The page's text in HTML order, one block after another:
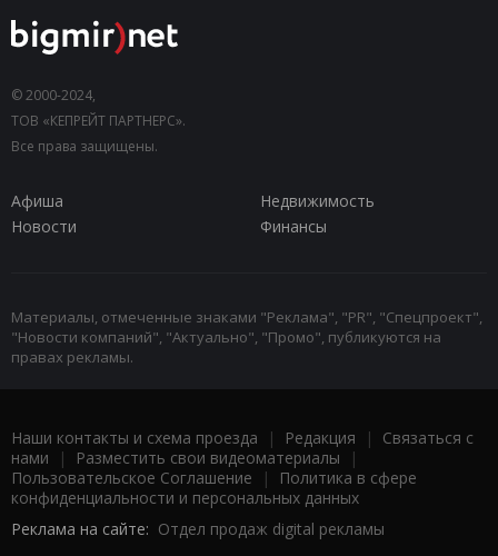
© 2000-2024,
ТОВ «КЕПРЕЙТ ПАРТНЕРС».
Все права защищены.
Афиша
Недвижимость
Новости
Финансы
Материалы, отмеченные знаками "Реклама", "PR", "Спецпроект",
"Новости компаний", "Актуально", "Промо", публикуются на
правах рекламы.
Наши контакты и схема проезда | Редакция | Связаться с
нами | Разместить свои видеоматериалы |
Пользовательское Соглашение |
Политика в сфере
конфиденциальности и персональных данных
Реклама на сайте: Отдел продаж digital рекламы